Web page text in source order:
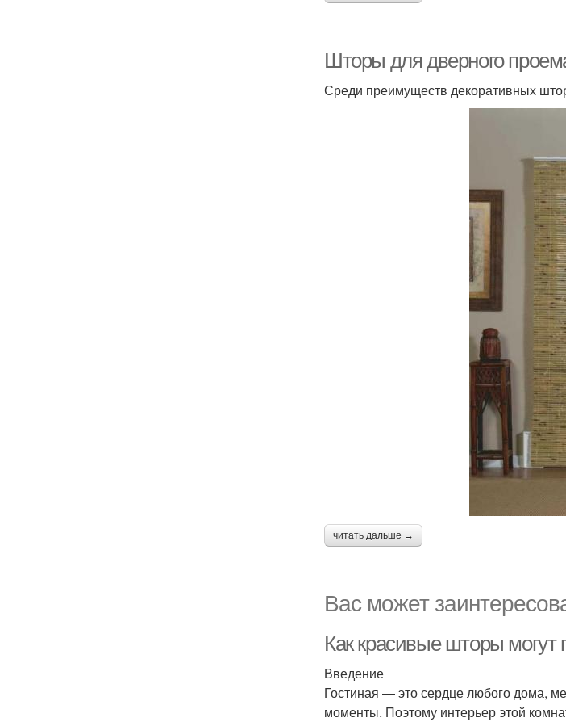
Шторы для дверного
Среди преимуществ декоративных
читать дальше →
Вас может
Как красивые шторы могут
Введение
Гостиная — это сердце любого дома,
моменты. Поэтому интерьер этой